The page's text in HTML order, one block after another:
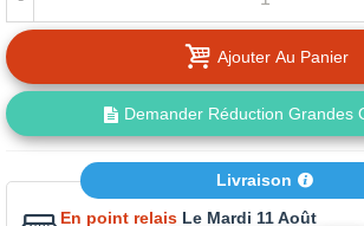
Ajouter Au Panier
Demander Réduction Grandes
Livraison
En point relais Le Mardi 11 Août